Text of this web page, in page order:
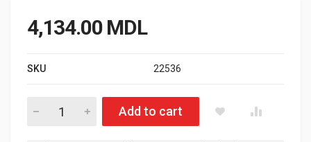
4,134.00 MDL
SKU 22536
Cantitate Kit bucse Nissan Patrol Y61 GU3 3.0 standard cu
Add to cart